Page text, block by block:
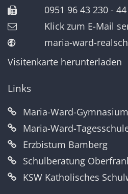
0951 96 43 230 - 44
Klick zum E-Mail
maria-ward-
Visitenkarte herunterladen
Links
Maria-Ward-
Maria-Ward-
Erzbistum Bamberg
Schulberatung
KSW Katholisches